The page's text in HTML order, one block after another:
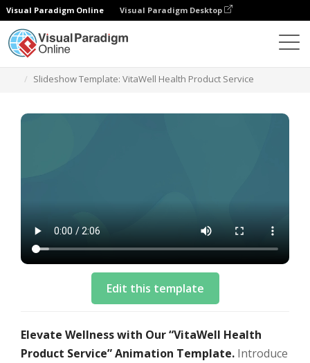
Visual Paradigm Online Visual Paradigm Desktop
Slideshow Template: VitaWell Health Product Service
Edit this template
Elevate Wellness with Our “VitaWell Health
Product Service” Animation Template. Introduce